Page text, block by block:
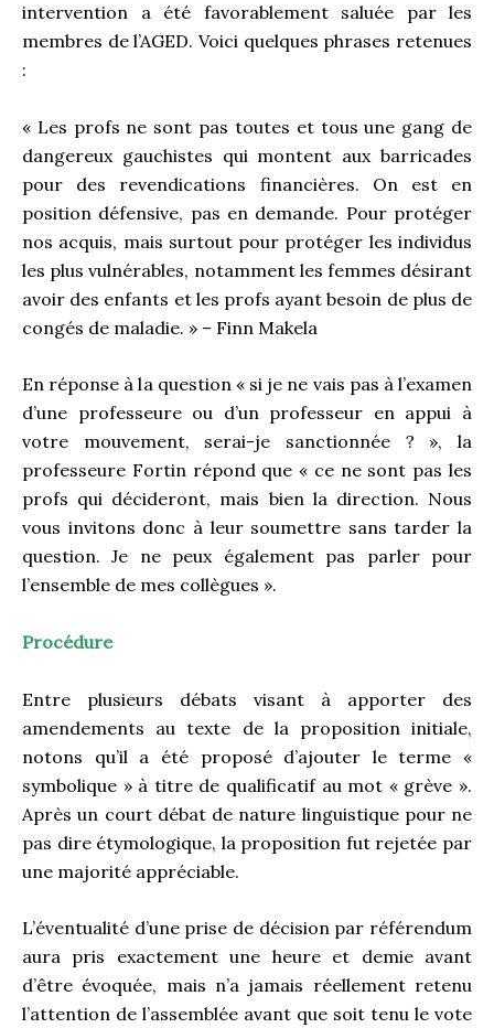
intervention a été favorablement saluée par les
membres de l’AGED. Voici quelques phrases retenues
:
« Les profs ne sont pas toutes et tous une gang de
dangereux gauchistes qui montent aux barricades
pour des revendications financières. On est en
position défensive, pas en demande. Pour protéger
nos acquis, mais surtout pour protéger les individus
les plus vulnérables, notamment les femmes désirant
avoir des enfants et les profs ayant besoin de plus de
congés de maladie. » – Finn Makela
En réponse à la question « si je ne vais pas à l’examen
d’une professeure ou d’un professeur en appui à
votre mouvement, serai-je sanctionnée ? », la
professeure Fortin répond que « ce ne sont pas les
profs qui décideront, mais bien la direction. Nous
vous invitons donc à leur soumettre sans tarder la
question. Je ne peux également pas parler pour
l’ensemble de mes collègues ».
Procédure
Entre plusieurs débats visant à apporter des
amendements au texte de la proposition initiale,
notons qu’il a été proposé d’ajouter le terme «
symbolique » à titre de qualificatif au mot « grève ».
Après un court débat de nature linguistique pour ne
pas dire étymologique, la proposition fut rejetée par
une majorité appréciable.
L’éventualité d’une prise de décision par référendum
aura pris exactement une heure et demie avant
d’être évoquée, mais n’a jamais réellement retenu
l’attention de l’assemblée avant que soit tenu le vote